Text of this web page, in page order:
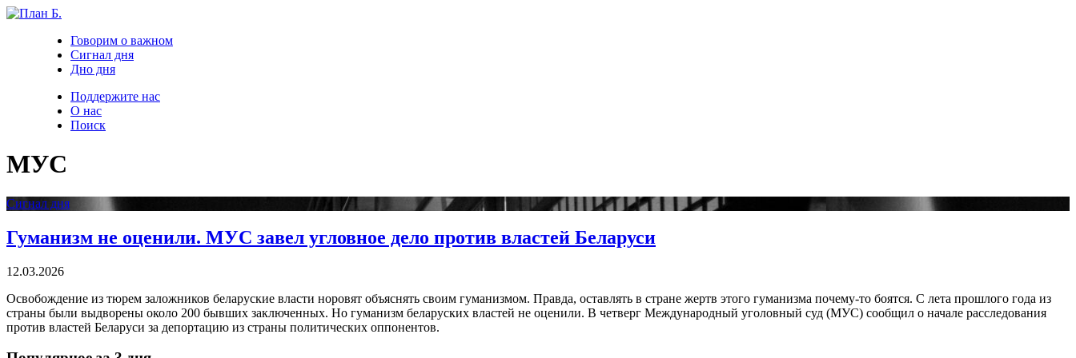
Говорим о важном
Сигнал дня
Дно дня
Поддержите нас
О нас
Поиск
МУС
Сигнал дня
Гуманизм не оценили. МУС завел угловное дело против властей Беларуси
12.03.2026
Освобождение из тюрем заложников беларуские власти норовят объяснять своим гуманизмом. Правда, оставлять в стране жертв этого гуманизма почему-то боятся. С лета прошлого года из
страны были выдворены около 200 бывших заключенных. Но гуманизм беларуских властей не оценили. В четверг Международный уголовный суд (МУС) сообщил о начале расследования
против властей Беларуси за депортацию из страны политических оппонентов.